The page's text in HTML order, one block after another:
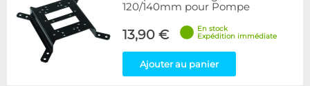
120/140mm pour Pompe
13,90 €
En stock
Expédition immédiate
Ajouter au panier